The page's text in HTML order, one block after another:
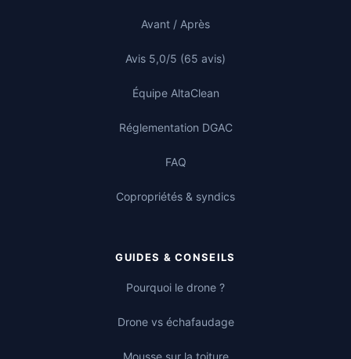
Avant / Après
Avis 5,0/5 (65 avis)
Équipe AltaClean
Réglementation DGAC
FAQ
Copropriétés & syndics
GUIDES & CONSEILS
Pourquoi le drone ?
Drone vs échafaudage
Mousse sur la toiture